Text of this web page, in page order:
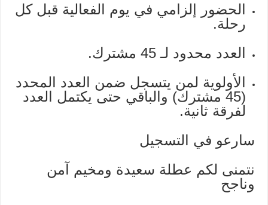
الحضور إلزامي في يوم الفعالية قبل كل
رحلة.
العدد محدود لـ 45 مشترك.
الأولوية لمن يتسجل ضمن العدد المحدد
(45 مشترك) والباقي حتى يكتمل العدد
لفرقة ثانية.
سارعو في التسجيل
نتمنى لكم عطلة سعيدة ومخيم آمن
وناجح